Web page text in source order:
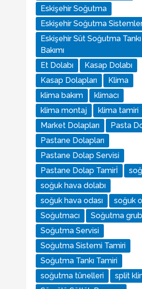
Eskişehir Soğutma
Eskişehir Soğutma
Eskişehir Süt Soğutma
Bakımı
Et Dolabı
Kasap Dolabı
Kasap Dolapları
Klima
klima bakım
klimacı
klima montaj
klima tamiri
Market Dolapları
Pasta
Pastane Dolapları
Pastane Dolap Servisi
Pastane Dolap Tamirİ
soğuk hava dolabı
soğuk hava odası
soğuk
Soğutmacı
Soğutma
Soğutma Servisi
Soğutma Sistemi Tamiri
Soğutma Tankı Tamiri
soğutma tünelleri
split